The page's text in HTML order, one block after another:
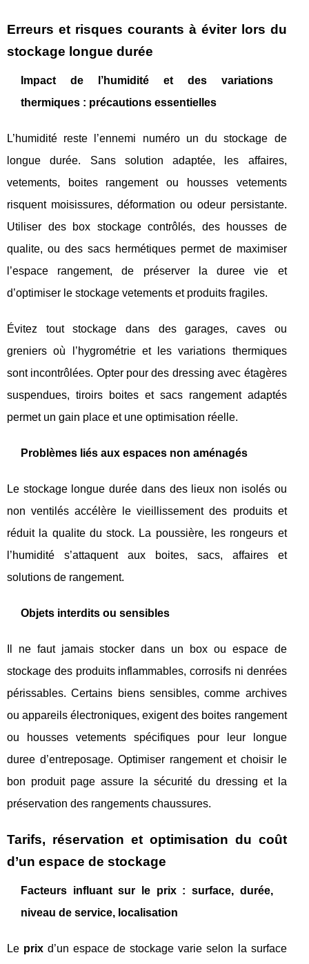
Erreurs et risques courants à éviter lors du
stockage longue durée
Impact de l’humidité et des variations
thermiques : précautions essentielles
L’humidité reste l’ennemi numéro un du stockage de
longue durée. Sans solution adaptée, les affaires,
vetements, boites rangement ou housses vetements
risquent moisissures, déformation ou odeur persistante.
Utiliser des box stockage contrôlés, des housses de
qualite, ou des sacs hermétiques permet de maximiser
l’espace rangement, de préserver la duree vie et
d’optimiser le stockage vetements et produits fragiles.
Évitez tout stockage dans des garages, caves ou
greniers où l’hygrométrie et les variations thermiques
sont incontrôlées. Opter pour des dressing avec étagères
suspendues, tiroirs boites et sacs rangement adaptés
permet un gain place et une optimisation réelle.
Problèmes liés aux espaces non aménagés
Le stockage longue durée dans des lieux non isolés ou
non ventilés accélère le vieillissement des produits et
réduit la qualite du stock. La poussière, les rongeurs et
l’humidité s’attaquent aux boites, sacs, affaires et
solutions de rangement.
Objets interdits ou sensibles
Il ne faut jamais stocker dans un box ou espace de
stockage des produits inflammables, corrosifs ni denrées
périssables. Certains biens sensibles, comme archives
ou appareils électroniques, exigent des boites rangement
ou housses vetements spécifiques pour leur longue
duree d’entreposage. Optimiser rangement et choisir le
bon produit page assure la sécurité du dressing et la
préservation des rangements chaussures.
Tarifs, réservation et optimisation du coût
d’un espace de stockage
Facteurs influant sur le prix : surface, durée,
niveau de service, localisation
Le prix d’un espace de stockage varie selon la surface